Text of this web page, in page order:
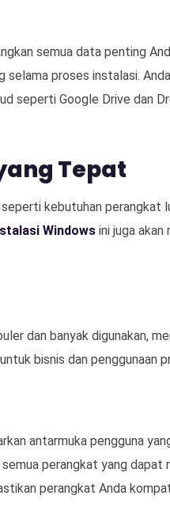
semua data penting
selama proses instalasi.
seperti Google Drive dan
Tepat
kebutuhan perangkat
Windows ini juga
dan banyak digunakan,
bisnis dan penggunaan
antarmuka pengguna
perangkat yang dapat
perangkat Anda